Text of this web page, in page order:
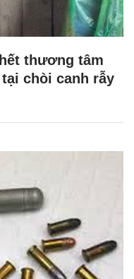
thương tâm
chòi canh rẫy